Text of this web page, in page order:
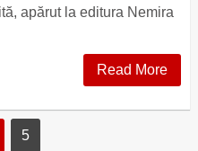
apărut la editura Nemira
Read More
5